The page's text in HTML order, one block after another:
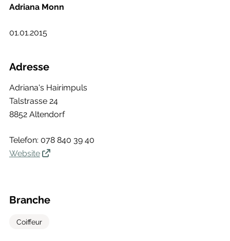
Adriana Monn
01.01.2015
Adresse
Adriana's Hairimpuls
Talstrasse 24
8852 Altendorf
Telefon: 078 840 39 40
Website
Branche
Coiffeur